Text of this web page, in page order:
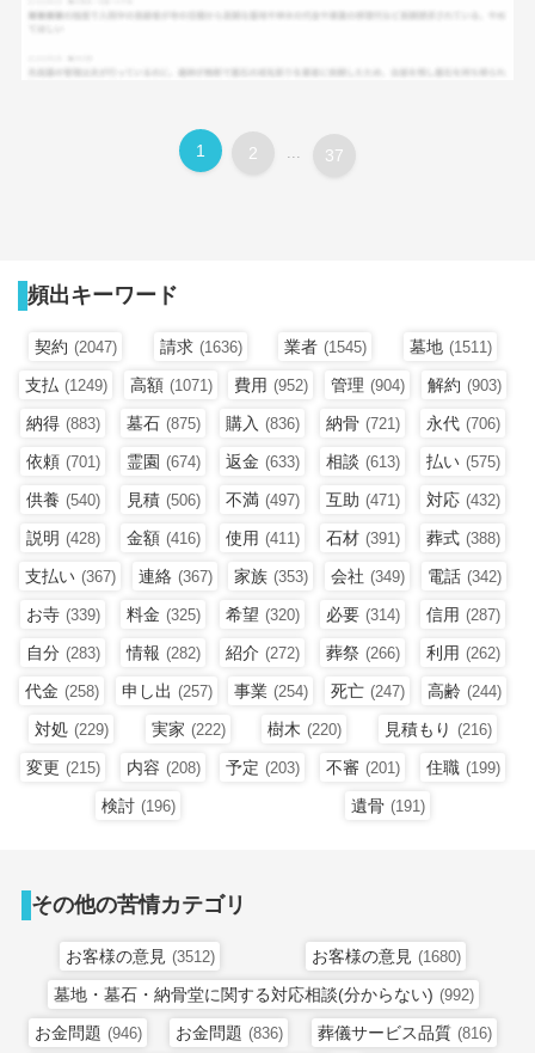
1 2 ... 37
頻出キーワード
契約 (2047) 請求 (1636) 業者 (1545) 墓地 (1511)
支払 (1249) 高額 (1071) 費用 (952) 管理 (904) 解約 (903)
納得 (883) 墓石 (875) 購入 (836) 納骨 (721) 永代 (706)
依頼 (701) 霊園 (674) 返金 (633) 相談 (613) 払い (575)
供養 (540) 見積 (506) 不満 (497) 互助 (471) 対応 (432)
説明 (428) 金額 (416) 使用 (411) 石材 (391) 葬式 (388)
支払い (367) 連絡 (367) 家族 (353) 会社 (349) 電話 (342)
お寺 (339) 料金 (325) 希望 (320) 必要 (314) 信用 (287)
自分 (283) 情報 (282) 紹介 (272) 葬祭 (266) 利用 (262)
代金 (258) 申し出 (257) 事業 (254) 死亡 (247) 高齢 (244)
対処 (229) 実家 (222) 樹木 (220) 見積もり (216)
変更 (215) 内容 (208) 予定 (203) 不審 (201) 住職 (199)
検討 (196) 遺骨 (191)
その他の苦情カテゴリ
お客様の意見 (3512) お客様の意見 (1680)
墓地・墓石・納骨堂に関する対応相談(分からない) (992)
お金問題 (946) お金問題 (836) 葬儀サービス品質 (816)